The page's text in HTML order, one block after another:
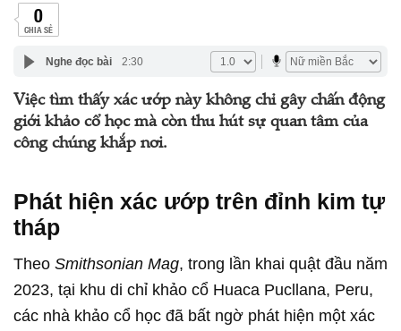
0
CHIA SẺ
Nghe đọc bài 2:30
Việc tìm thấy xác ướp này không chỉ gây chấn động
giới khảo cổ học mà còn thu hút sự quan tâm của
công chúng khắp nơi.
Phát hiện xác ướp trên đỉnh kim tự
tháp
Theo Smithsonian Mag, trong lần khai quật đầu năm
2023, tại khu di chỉ khảo cổ Huaca Pucllana, Peru,
các nhà khảo cổ học đã bất ngờ phát hiện một xác